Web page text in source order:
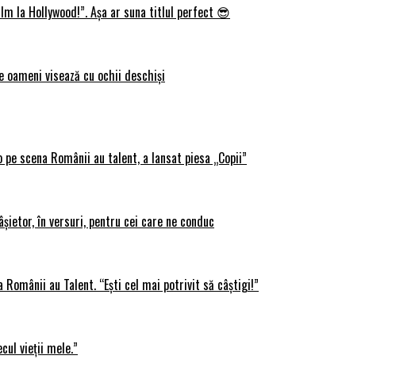
la Hollywood!”. Așa ar suna titlul perfect 😎
visează cu ochii deschiși
scena Românii au talent, a lansat piesa „Copii”
în versuri, pentru cei care ne conduc
au Talent. “Ești cel mai potrivit să câștigi!”
vieții mele.”